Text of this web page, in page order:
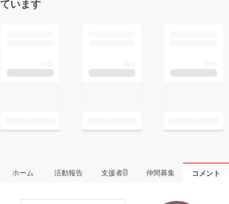
ています
ホーム 活動報告 支援者 1 仲間募集 コメント